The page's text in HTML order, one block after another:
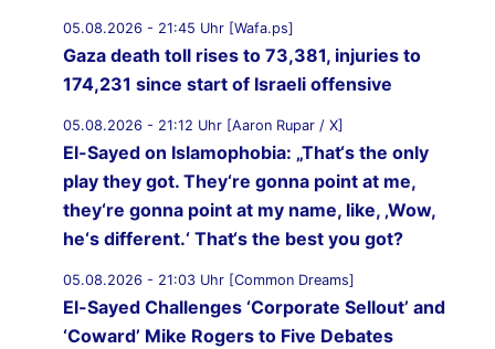
05.08.2026 - 21:45 Uhr [Wafa.ps]
Gaza death toll rises to 73,381, injuries to
174,231 since start of Israeli offensive
05.08.2026 - 21:12 Uhr [Aaron Rupar / X]
El-Sayed on Islamophobia: „That‘s the only
play they got. They‘re gonna point at me,
they‘re gonna point at my name, like, ‚Wow,
he‘s different.‘ That‘s the best you got?
05.08.2026 - 21:03 Uhr [Common Dreams]
El-Sayed Challenges ‘Corporate Sellout’ and
‘Coward’ Mike Rogers to Five Debates